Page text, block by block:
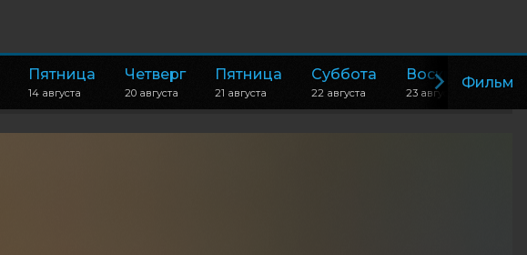
Пятница
14 августа
Четверг
20 августа
Пятница
21 августа
Суббота
22 августа
Воскресенье
23 августа
Фильм